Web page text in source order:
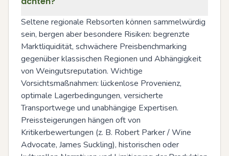
Seltene regionale Rebsorten können sammelwürdig
sein, bergen aber besondere Risiken: begrenzte
Marktliquidität, schwächere Preisbenchmarking
gegenüber klassischen Regionen und Abhängigkeit
von Weingutsreputation. Wichtige
Vorsichtsmaßnahmen: lückenlose Provenienz,
optimale Lagerbedingungen, versicherte
Transportwege und unabhängige Expertisen.
Preissteigerungen hängen oft von
Kritikerbewertungen (z. B. Robert Parker / Wine
Advocate, James Suckling), historischen oder